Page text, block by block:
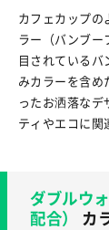
カフェカップ
ラー（バンブ
目されている
みカラーを含め
ったお洒落な
ティやエコに関
ダブルウ
配合）
カ